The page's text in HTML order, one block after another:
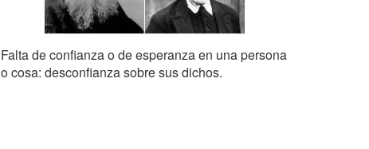
Falta de confianza o de esperanza en una persona
o cosa: desconfianza sobre sus dichos.